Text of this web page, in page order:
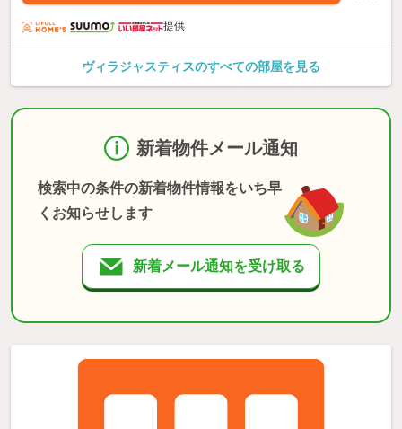
提供
ヴィラジャスティスのすべての部屋を見る
新着物件メール通知
検索中の条件の新着物件情報をいち早
くお知らせします
新着メール通知を受け取る